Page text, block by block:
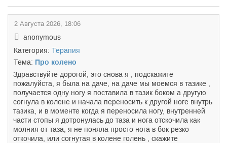
2 Августа 2026, 18:06
anonymous
Категория: Терапия
Тема: Про колено
Здравствуйте дорогой, это снова я , подскажите
пожалуйста, я была на даче, на даче мы моемся в тазике ,
получается одну ногу я поставила в тазик боком а другую
согнула в колене и начала переносить к другой ноге внутрь
тазика, и в моменте когда я переносила ногу, внутренней
части стопы я дотронулась до таза и нога отскочила как
молния от таза, я не поняла просто нога в бок резко
откочила, или согнутая в колене голень , скажите